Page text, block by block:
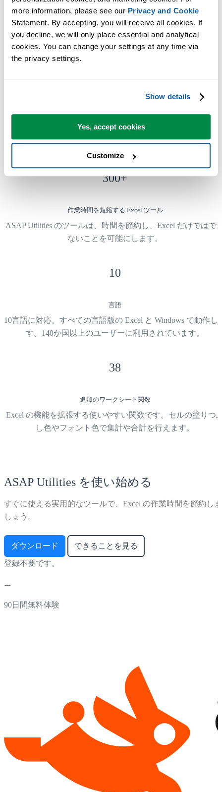
more information, please see our Privacy and Cookie
Statement. By accepting, you will receive all cookies. If
you decline, we will only place essential and analytical
cookies. You can change your settings at any time via
the privacy settings.
Show details
Yes, accept cookies
Customize
すぐに使い始められます。トレーニングは必要ありません。
多くのユーザーは、まずいくつかのツールから使い始めます
多くのユーザーが、やがて ASAP Utilities を毎日使うようにな
300+
作業時間を短縮する Excel ツール
ASAP Utilities のツールは、時間を節約し、Excel だけではで
ないことを可能にします。
10
言語
10言語に対応。すべての言語版の Excel と Windows で動作し
す。140か国以上のユーザーに利用されています。
38
追加のワークシート関数
Excel の機能を拡張する使いやすい関数です。セルの塗りつ
し色やフォント色で集計や合計を行えます。
ASAP Utilities を使い始める
すぐに使える実用的なツールで、Excel の作業時間を節約しま
しょう。
ダウンロード できることを見る
登録不要です。
90日間無料体験